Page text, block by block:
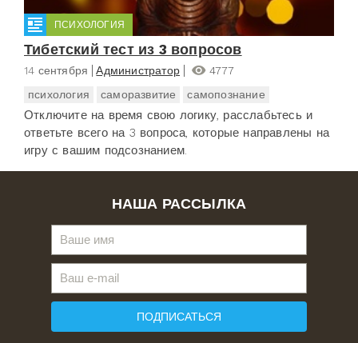
ПСИХОЛОГИЯ
Тибетский тест из 3 вопросов
14 сентября Администратор
4777
психология
саморазвитие самопознание
Отключите на время свою логику, расслабьтесь и
ответьте всего на 3 вопроса, которые направлены на
игру с вашим подсознанием.
НАША РАССЫЛКА
ПОДПИСАТЬСЯ